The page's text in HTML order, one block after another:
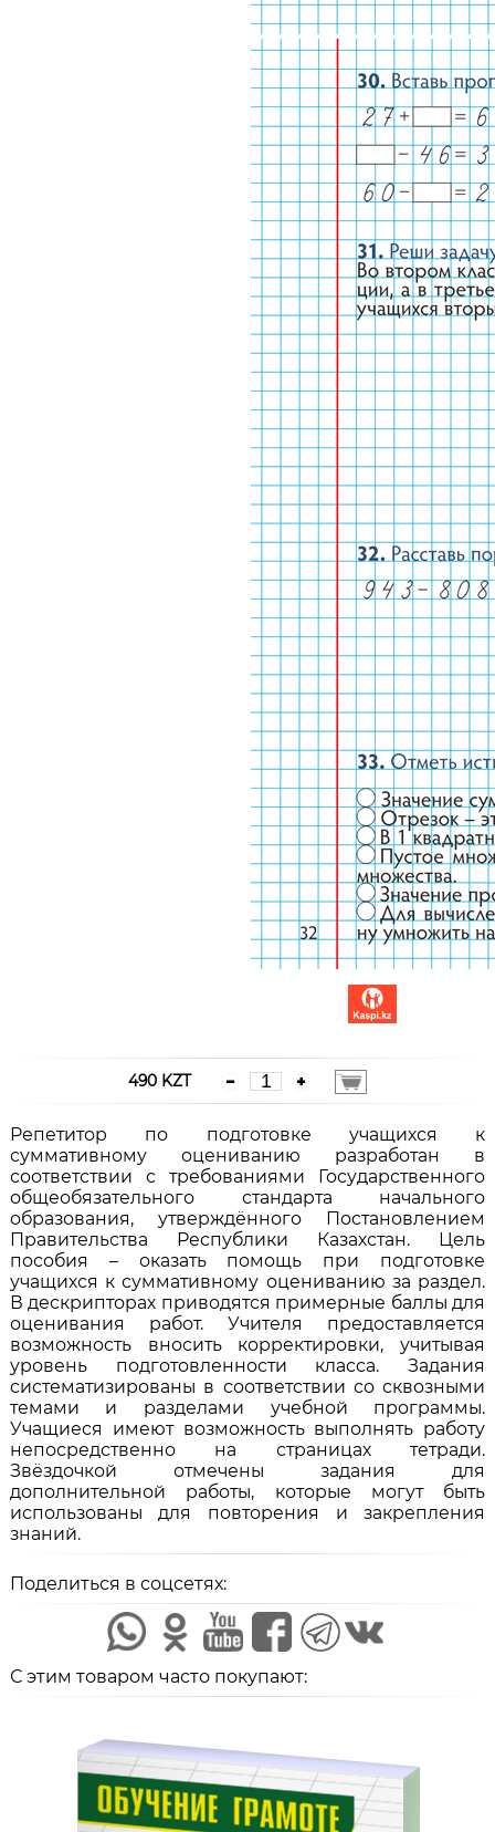
490 KZT
Репетитор по подготовке учащихся к
суммативному оцениванию разработан в
соответствии с требованиями Государственного
общеобязательного стандарта начального
образования, утверждённого Постановлением
Правительства Республики Казахстан. Цель
пособия – оказать помощь при подготовке
учащихся к суммативному оцениванию за раздел.
В дескрипторах приводятся примерные баллы для
оценивания работ. Учителя предоставляется
возможность вносить корректировки, учитывая
уровень подготовленности класса. Задания
систематизированы в соответствии со сквозными
темами и разделами учебной программы.
Учащиеся имеют возможность выполнять работу
непосредственно на страницах тетради.
Звёздочкой отмечены задания для
дополнительной работы, которые могут быть
использованы для повторения и закрепления
знаний.
Поделиться в соцсетях:
С этим товаром часто покупают: